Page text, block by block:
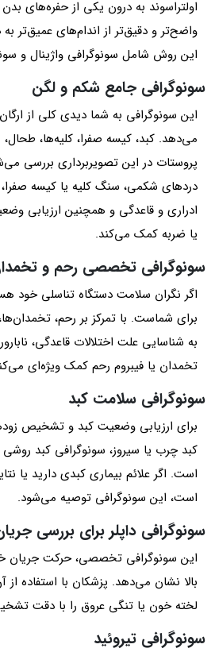
اولتراسوند به درون یکی از حفره‌های
واضح‌تر و دقیق‌تر از اندام‌های عمیق‌تر
این روش شامل سونوگرافی واژینال و
سونوگرافی جامع شکم و لگن
این سونوگرافی به شما دیدی کلی از
می‌دهد. کبد، کیسه صفرا، کلیه‌ها، طحال،
پروستات در این تصویربرداری بررسی
دردهای شکمی، سنگ کلیه یا کیسه
ادراری و قاعدگی و همچنین ارزیابی
یا ضربه کمک می‌کند.
سونوگرافی تخصصی رحم و
اگر نگران سلامت دستگاه تناسلی خود
برای شماست. با تمرکز بر رحم،
به شناسایی علت اختلالات قاعدگی،
تخمدان یا فیبروم رحم کمک ویژه‌ای
سونوگرافی سلامت کبد
برای ارزیابی وضعیت کبد و تشخیص
کبد چرب یا سیروز، سونوگرافی کبد
است. اگر علائم بیماری کبدی دارید یا
است، این سونوگرافی توصیه می‌شود.
سونوگرافی داپلر برای بررسی
این سونوگرافی تخصصی، حرکت جریان
بالا نشان می‌دهد. پزشکان با استفاده از
لخته خون یا تنگی عروق را با دقت
سونوگرافی تیروئید